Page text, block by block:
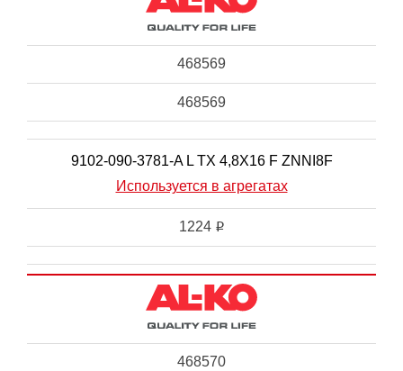
468569
468569
9102-090-3781-A L TX 4,8X16 F ZNNI8F
Используется в агрегатах
1224 i
468570